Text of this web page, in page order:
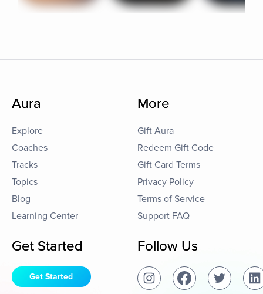
Aura
Explore
Coaches
Tracks
Topics
Blog
Learning Center
More
Gift Aura
Redeem Gift Code
Gift Card Terms
Privacy Policy
Terms of Service
Support FAQ
Get Started
Get Started
Follow Us